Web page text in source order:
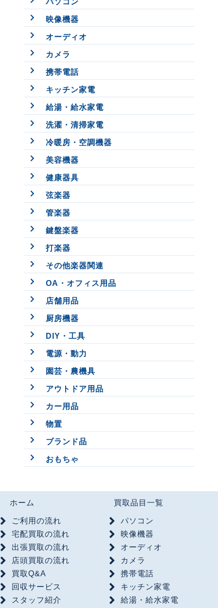
パソコン
映像機器
オーディオ
カメラ
携帯電話
キッチン家電
給湯・給水家電
洗濯・清掃家電
冷暖房・空調機器
美容機器
健康器具
弦楽器
管楽器
鍵盤楽器
打楽器
その他楽器関連
OA・オフィス用品
店舗用品
厨房機器
DIY・工具
電源・動力
園芸・農機具
アウトドア用品
カー用品
物置
ブランド品
おもちゃ
ホーム
ご利用の流れ
宅配買取の流れ
出張買取の流れ
店頭買取の流れ
買取Q&A
回収サービス
スタッフ紹介
買取品目一覧
パソコン
映像機器
オーディオ
カメラ
携帯電話
キッチン家電
給湯・給水家電